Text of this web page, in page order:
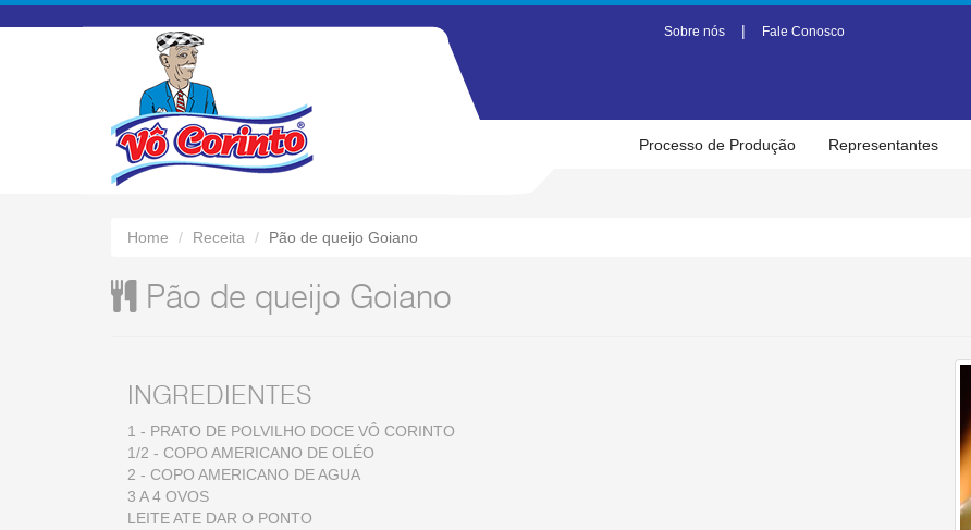
Sobre nós | Fale Conosco
Processo de Produção Representantes
Home Receita Pão de queijo Goiano
Pão de queijo Goiano
INGREDIENTES
1 - PRATO DE POLVILHO DOCE VÔ CORINTO
1/2 - COPO AMERICANO DE OLÉO
2 - COPO AMERICANO DE AGUA
3 A 4 OVOS
LEITE ATE DAR O PONTO